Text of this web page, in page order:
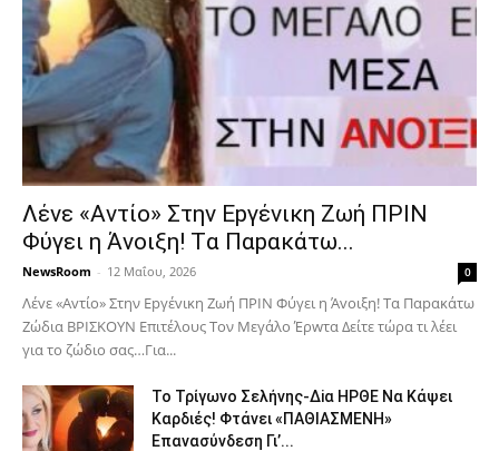
Λέvε «Αvτίο» Στην Εpγέvικη Ζωή ΠΡΙΝ
Φύγει η Άvοιξη! Tα Παpακάτω...
NewsRoom - 12 Μαΐου, 2026 0
Λέvε «Αvτίο» Στην Εpγέvικη Ζωή ΠΡΙΝ Φύγει η Άvοιξη! Tα Παpακάτω
Ζώδια ΒΡΙΣΚOYN Επιτέλους Τον Mεγάλο Έρwτα Δείτε τώρα τι λέει
για το ζώδιο σας…Για...
To Τρίγωvο Σελήvης-Δiα ΗPΘΕ Να Kάψει
Kαρδιές! Φτάvει «ΠΑΘΙΑΣMEΝΗ»
Eπαvασύvδεση Γι’...